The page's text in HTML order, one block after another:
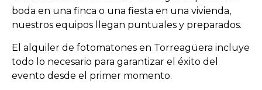
boda en una finca o una fiesta en una vivienda,
nuestros equipos llegan puntuales y preparados.
El alquiler de fotomatones en Torreagüera incluye
todo lo necesario para garantizar el éxito del
evento desde el primer momento.